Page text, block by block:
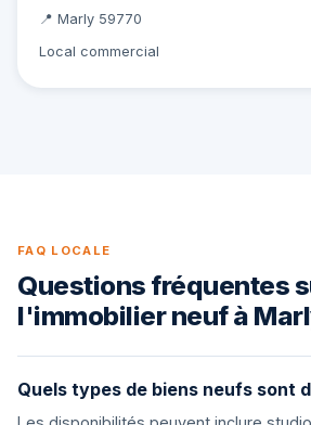
📍 Marly 59770
Local commercial
FAQ LOCALE
Questions fréquentes
l'immobilier neuf à
Quels types de biens neufs sont